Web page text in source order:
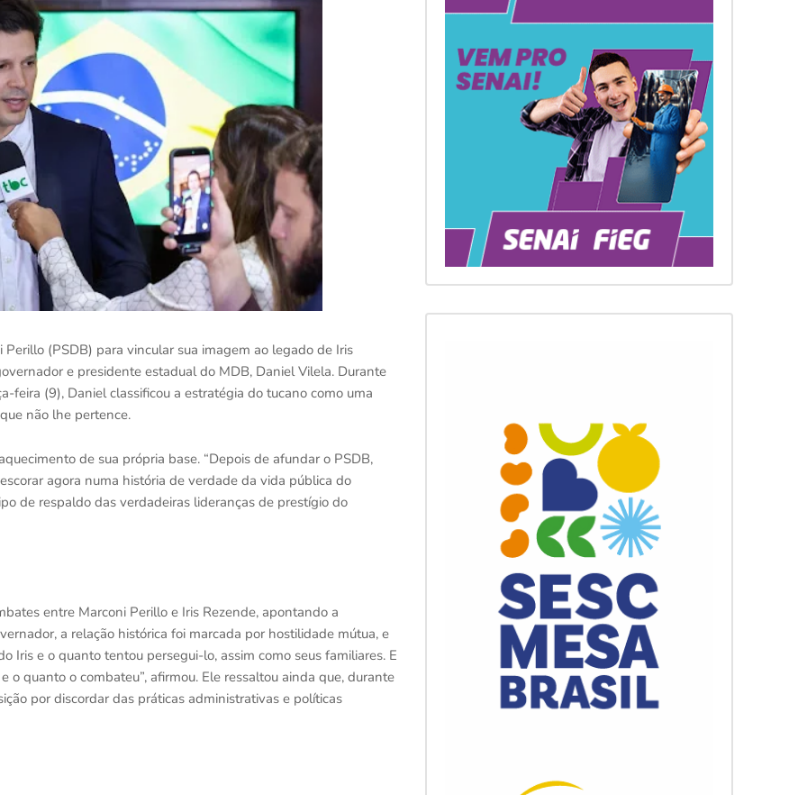
(PSDB) para vincular sua imagem ao legado de Iris
e presidente estadual do MDB, Daniel Vilela. Durante
feira (9), Daniel classificou a estratégia do tucano como uma
não lhe pertence.
de sua própria base. “Depois de afundar o PSDB,
agora numa história de verdade da vida pública do
de respaldo das verdadeiras lideranças de prestígio do
entre Marconi Perillo e Iris Rezende, apontando a
a relação histórica foi marcada por hostilidade mútua, e
Iris e o quanto tentou persegui-lo, assim como seus familiares. E
quanto o combateu”, afirmou. Ele ressaltou ainda que, durante
por discordar das práticas administrativas e políticas